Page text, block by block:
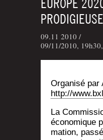
EUROPE
09.11 2010 /
09/11/2010,
Orga­ni­sé par
http://
La
éco­no­mique
ma­tion,